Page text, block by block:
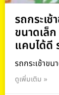
รถกระเช้
ขนาดเล็
แคบได้ดี
รถกระเช้าขน
ดูเพิ่มเติม »